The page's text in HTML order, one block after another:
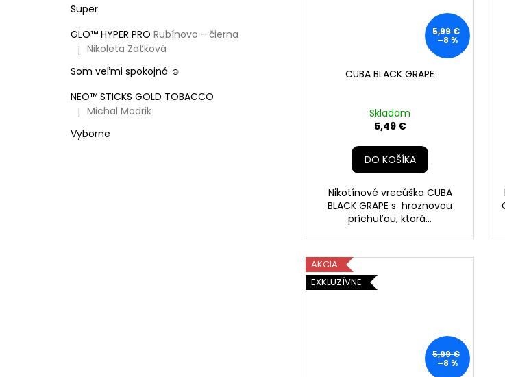
Super
GLO™ HYPER PRO Rubínovo - čierna
Hodnotenie produktu je 5 z 5 hviezdičiek.
| Nikoleta Zaťková
Som veľmi spokojná ☺️
NEO™ STICKS GOLD TOBACCO
Hodnotenie produktu je 5 z 5 hviezdičiek.
| Michal Modrik
Vyborne
5,99 €
–8 %
CUBA BLACK GRAPE
Skladom
5,49 €
DO KOŠÍKA
Nikotínové vrecúška CUBA
BLACK GRAPE s hroznovou
príchuťou, ktorá...
AKCIA
EXKLUZÍVNE
5,99 €
–8 %